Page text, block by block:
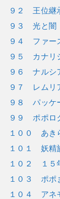
９２ 王位継
９３ 光と闇
９４ ファー
９５ カナリ
９６ ナルシ
９７ レムリ
９８ パッケ
９９ ポポロ
１００ あき
１０１ 妖精
１０２ １５
１０３ ポポ
１０４ アネ